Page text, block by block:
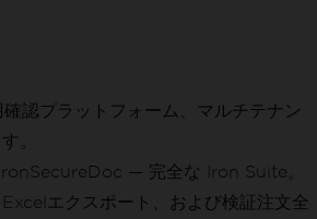
認プラットフォーム、マルチテナン
。
— 完全な Iron Suite。
エクスポート、および検証注文全